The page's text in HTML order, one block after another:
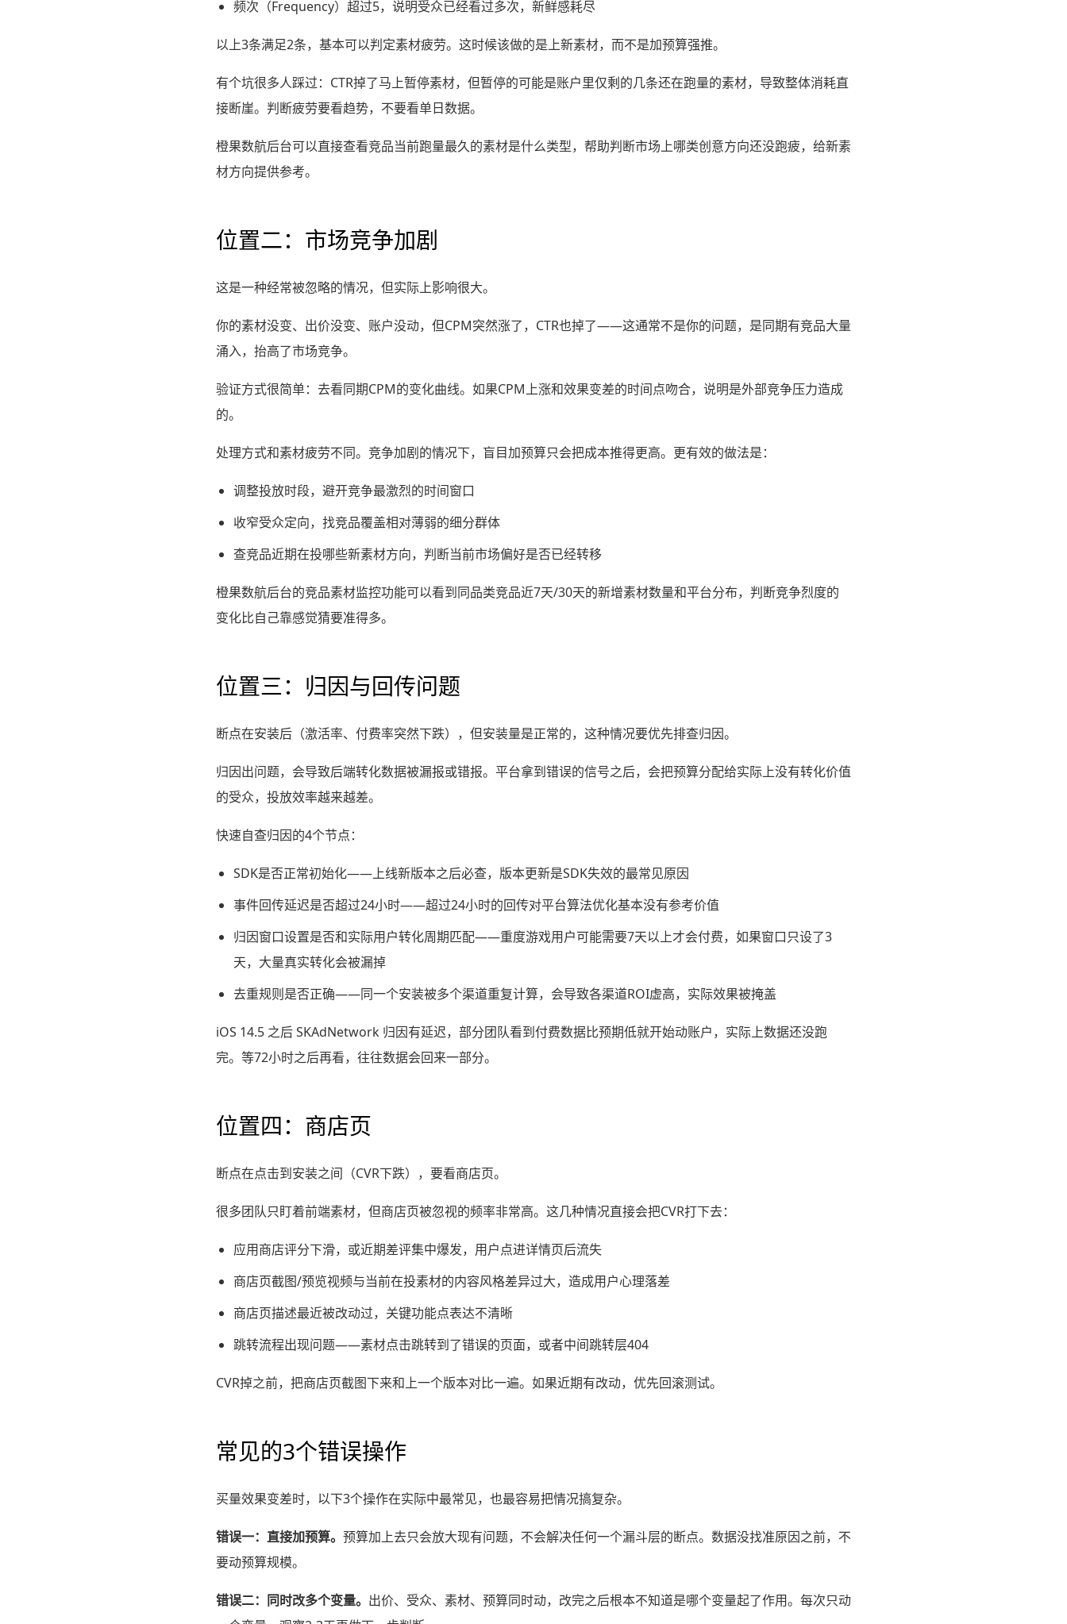
频次（Frequency）超过5，说明受众已经看过多次，新鲜感耗尽
以上3条满足2条，基本可以判定素材疲劳。这时候该做的是上新素材，而不是加预算强推。
有个坑很多人踩过：CTR掉了马上暂停素材，但暂停的可能是账户里仅剩的几条还在跑量的素材，导致整体消耗直
接断崖。判断疲劳要看趋势，不要看单日数据。
橙果数航后台可以直接查看竞品当前跑量最久的素材是什么类型，帮助判断市场上哪类创意方向还没跑疲，给新素
材方向提供参考。
位置二：市场竞争加剧
这是一种经常被忽略的情况，但实际上影响很大。
你的素材没变、出价没变、账户没动，但CPM突然涨了，CTR也掉了——这通常不是你的问题，是同期有竞品大量
涌入，抬高了市场竞争。
验证方式很简单：去看同期CPM的变化曲线。如果CPM上涨和效果变差的时间点吻合，说明是外部竞争压力造成
的。
处理方式和素材疲劳不同。竞争加剧的情况下，盲目加预算只会把成本推得更高。更有效的做法是：
调整投放时段，避开竞争最激烈的时间窗口
收窄受众定向，找竞品覆盖相对薄弱的细分群体
查竞品近期在投哪些新素材方向，判断当前市场偏好是否已经转移
橙果数航后台的竞品素材监控功能可以看到同品类竞品近7天/30天的新增素材数量和平台分布，判断竞争烈度的
变化比自己靠感觉猜要准得多。
位置三：归因与回传问题
断点在安装后（激活率、付费率突然下跌），但安装量是正常的，这种情况要优先排查归因。
归因出问题，会导致后端转化数据被漏报或错报。平台拿到错误的信号之后，会把预算分配给实际上没有转化价值
的受众，投放效率越来越差。
快速自查归因的4个节点：
SDK是否正常初始化——上线新版本之后必查，版本更新是SDK失效的最常见原因
事件回传延迟是否超过24小时——超过24小时的回传对平台算法优化基本没有参考价值
归因窗口设置是否和实际用户转化周期匹配——重度游戏用户可能需要7天以上才会付费，如果窗口只设了3
天，大量真实转化会被漏掉
去重规则是否正确——同一个安装被多个渠道重复计算，会导致各渠道ROI虚高，实际效果被掩盖
iOS 14.5 之后 SKAdNetwork 归因有延迟，部分团队看到付费数据比预期低就开始动账户，实际上数据还没跑
完。等72小时之后再看，往往数据会回来一部分。
位置四：商店页
断点在点击到安装之间（CVR下跌），要看商店页。
很多团队只盯着前端素材，但商店页被忽视的频率非常高。这几种情况直接会把CVR打下去：
应用商店评分下滑，或近期差评集中爆发，用户点进详情页后流失
商店页截图/预览视频与当前在投素材的内容风格差异过大，造成用户心理落差
商店页描述最近被改动过，关键功能点表达不清晰
跳转流程出现问题——素材点击跳转到了错误的页面，或者中间跳转层404
CVR掉之前，把商店页截图下来和上一个版本对比一遍。如果近期有改动，优先回滚测试。
常见的3个错误操作
买量效果变差时，以下3个操作在实际中最常见，也最容易把情况搞复杂。
错误一：直接加预算。 预算加上去只会放大现有问题，不会解决任何一个漏斗层的断点。数据没找准原因之前，不
要动预算规模。
错误二：同时改多个变量。 出价、受众、素材、预算同时动，改完之后根本不知道是哪个变量起了作用。每次只动